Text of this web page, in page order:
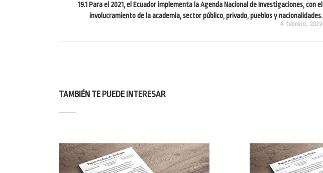
19.1 Para el 2021, el Ecuador implementa la Agenda Nacional de Investigaciones, con el
involucramiento de la academia, sector público, privado, pueblos y nacionalidades.
4 febrero, 2019
TAMBIÉN TE PUEDE INTERESAR